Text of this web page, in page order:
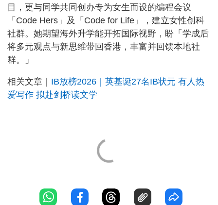
目，更与同学共同创办专为女生而设的编程会议
「Code Hers」及「Code for Life」，建立女性创科
社群。她期望海外升学能开拓国际视野，盼「学成后
将多元观点与新思维带回香港，丰富并回馈本地社
群。」
相关文章｜ IB放榜2026｜英基诞27名IB状元 有人热
爱写作 拟赴剑桥读文学